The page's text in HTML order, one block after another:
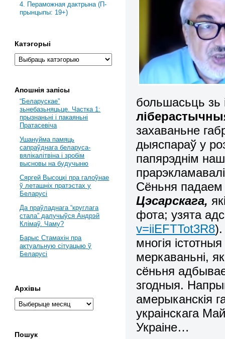
большасьць зь
захаваньне
дыяспараў у
папярэднім
Сёньня падаем
Цэсарскага,
фота; узята
v=iiEFTTot3R8).
многія
меркаваньні,
сёньня
згодныя.
амерыканскія
украінскага
Украіне…
4. Пераможная дактрына (П-
прынцыпы: 19+)
Катэгорыі
Апошнія запісы
“Беларускае”
зьнебазьняцьце. Частка 1:
прызнаньні і пакаяньні
Пратасевіча
Ушануйма памяць
сапраўднага беларуса-
вялікалітвіна і зробім
высновы на будучыню
Сяргей Высоцкі пра галоўнае
ў леташніх пратэстах у
Беларусі
Да праўладнага “круглага
стала” далучыўся Андрэй
Клімаў. Чаму?
Барыс Стамахін пра
актуальную сітуацыю ў
Беларусі
Архівы
Пошук